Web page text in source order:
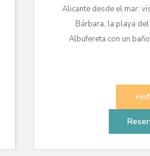
Alicante desde el mar:
Bárbara, la playa
Albufereta con un